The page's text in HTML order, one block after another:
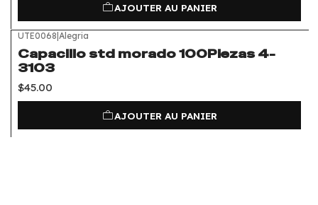
AJOUTER AU PANIER
UTE0068|Alegria
Capacillo std morado 100Piezas 4-
3103
$45.00
AJOUTER AU PANIER